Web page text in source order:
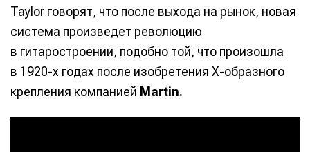
Taylor говорят, что после выхода на рынок, новая
система произведет революцию
в гитаростроении, подобно той, что произошла
в 1920-х годах после изобретения X-образного
крепления компанией Martin.